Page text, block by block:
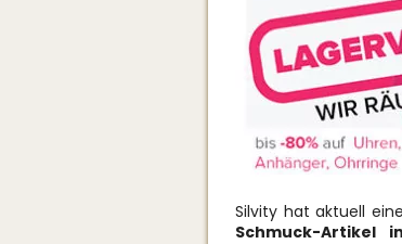
Silvity hat aktuell
Schmuck-Artikel